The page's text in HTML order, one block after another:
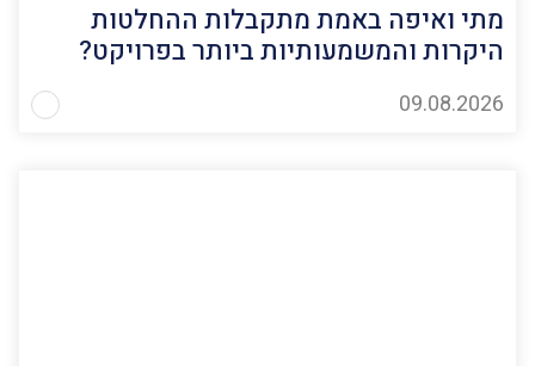
מתי ואיפה באמת מתקבלות ההחלטות
היקרות והמשמעותיות ביותר בפרויקט?
09.08.2026